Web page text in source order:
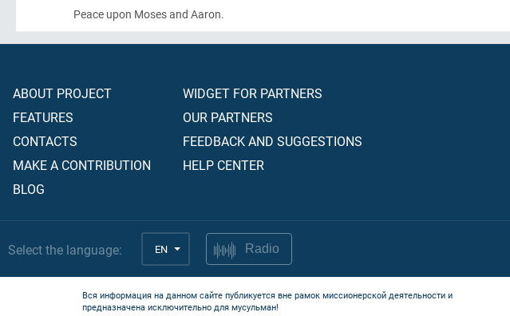
Peace upon Moses and Aaron.
ABOUT PROJECT
FEATURES
CONTACTS
MAKE A CONTRIBUTION
BLOG
WIDGET FOR PARTNERS
OUR PARTNERS
FEEDBACK AND SUGGESTIONS
HELP CENTER
Select the language: EN Radio
Вся информация на данном сайте публикуется вне рамок миссионерской деятельности и
предназначена исключительно для мусульман!